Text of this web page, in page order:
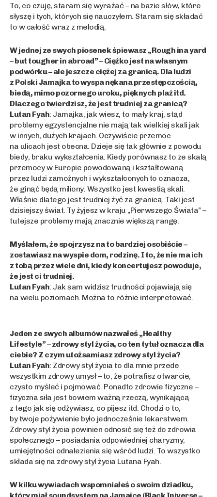
To, co czuję, staram się wyrażać – na bazie słów, które
słyszę i tych, których się nauczyłem. Staram się składać
to w całość wraz z melodią.
W jednej ze swych piosenek śpiewasz „Rough ina yard
– but tougher in abroad” – Ciężko jest na własnym
podwórku – ale jeszcze ciężej za granicą. Dla ludzi
z Polski Jamajka to wyspa nękana przestępczością,
biedą, mimo pozornego uroku, pięknych plaż itd.
Dlaczego twierdzisz, że jest trudniej za granicą?
Lutan Fyah: Jamajka, jak wiesz, to mały kraj, stąd
problemy egzystencjalne nie mają tak wielkiej skali jak
w innych, dużych krajach. Oczywiście przemoc
na ulicach jest obecna. Dzieje się tak głównie z powodu
biedy, braku wykształcenia. Kiedy porównasz to ze skalą
przemocy w Europie powodowaną i kształtowaną
przez ludzi zamożnych i wykształconych to oznacza,
że ginąć będą miliony. Wszystko jest kwestią skali.
Właśnie dlatego jest trudniej żyć za granicą. Taki jest
dzisiejszy świat. Ty żyjesz w kraju „Pierwszego Świata” –
tutejsze problemy mają znacznie większą rangę.
Myślałem, że spojrzysz na to bardziej osobiście –
zostawiasz na wyspie dom, rodzinę. I to, że nie ma ich
z tobą przez wiele dni, kiedy koncertujesz powoduje,
że jest ci trudniej.
Lutan Fyah: Jak sam widzisz trudności pojawiają się
na wielu poziomach. Można to różnie interpretować.
Jeden ze swych albumów nazwałeś „Healthy
Lifestyle” – zdrowy styl życia, co ten tytuł oznacza dla
ciebie? Z czym utożsamiasz zdrowy styl życia?
Lutan Fyah: Zdrowy styl życia to dla mnie przede
wszystkim zdrowy umysł – to, że potrafisz otwarcie,
czysto myśleć i pojmować. Ponadto zdrowie fizyczne –
fizyczna siła jest bowiem ważną rzeczą, wynikającą
z tego jak się odżywiasz, co pijesz itd. Chodzi o to,
by twoje pożywienie było jednocześnie lekarstwem.
Zdrowy styl życia powinien odnosić się też do zdrowia
społecznego – posiadania odpowiedniej charyzmy,
umiejętności odnalezienia się wśród ludzi. To wszystko
składa się na zdrowy styl życia Lutana Fyah.
W kilku wywiadach wspomniałeś o swoim dziadku,